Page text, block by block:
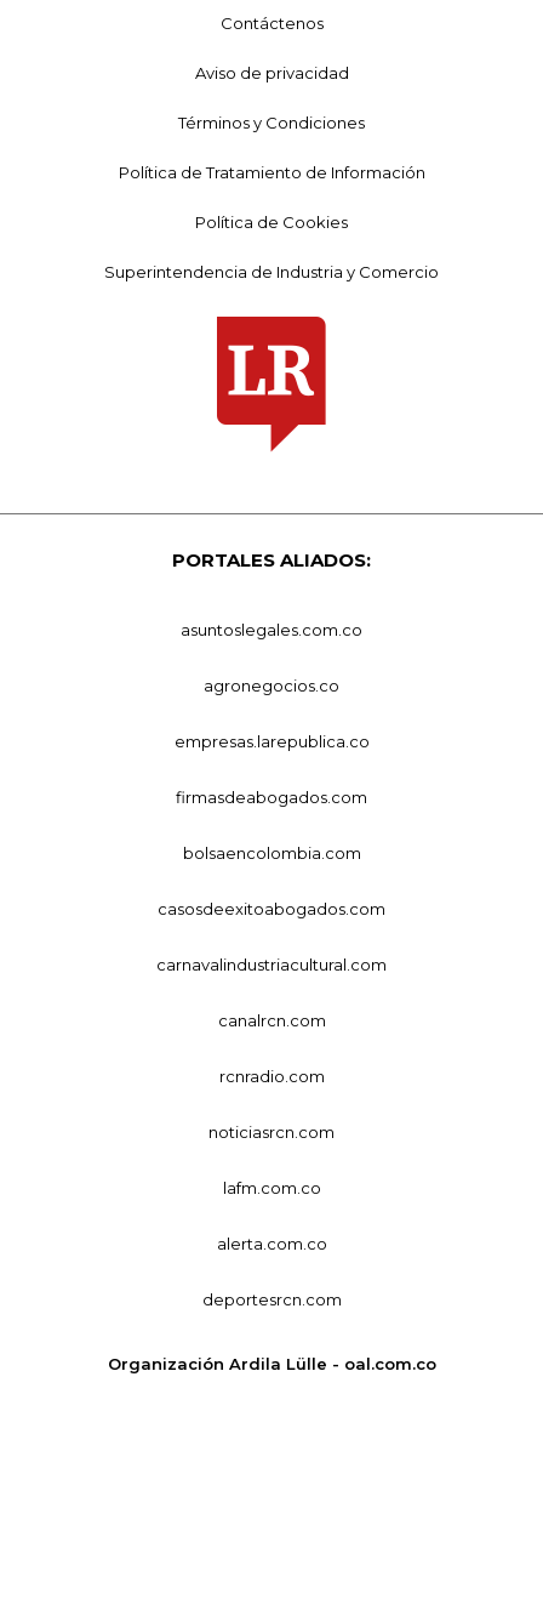
Contáctenos
Aviso de privacidad
Términos y Condiciones
Política de Tratamiento de Información
Política de Cookies
Superintendencia de Industria y Comercio
PORTALES ALIADOS:
asuntoslegales.com.co
agronegocios.co
empresas.larepublica.co
firmasdeabogados.com
bolsaencolombia.com
casosdeexitoabogados.com
carnavalindustriacultural.com
canalrcn.com
rcnradio.com
noticiasrcn.com
lafm.com.co
alerta.com.co
deportesrcn.com
Organización Ardila Lülle - oal.com.co